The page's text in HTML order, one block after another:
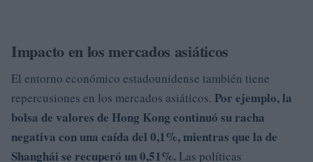
Impacto en los mercados asiáticos
El entorno económico estadounidense también tiene
repercusiones en los mercados asiáticos. Por ejemplo, la
bolsa de valores de Hong Kong continuó su racha
negativa con una caída del 0,1%, mientras que la de
Shanghái se recuperó un 0,51%. Las políticas